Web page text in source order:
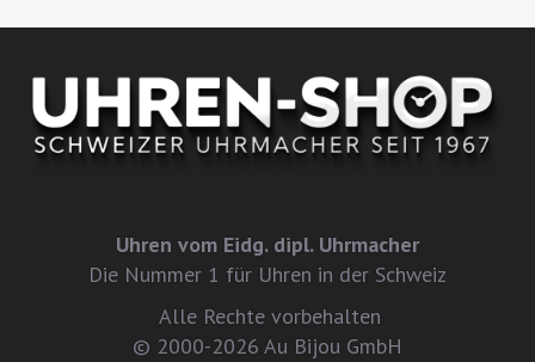
Uhren vom Eidg. dipl. Uhrmacher
Die Nummer 1 für Uhren in der Schweiz
Alle Rechte vorbehalten
© 2000-2026 Au Bijou GmbH